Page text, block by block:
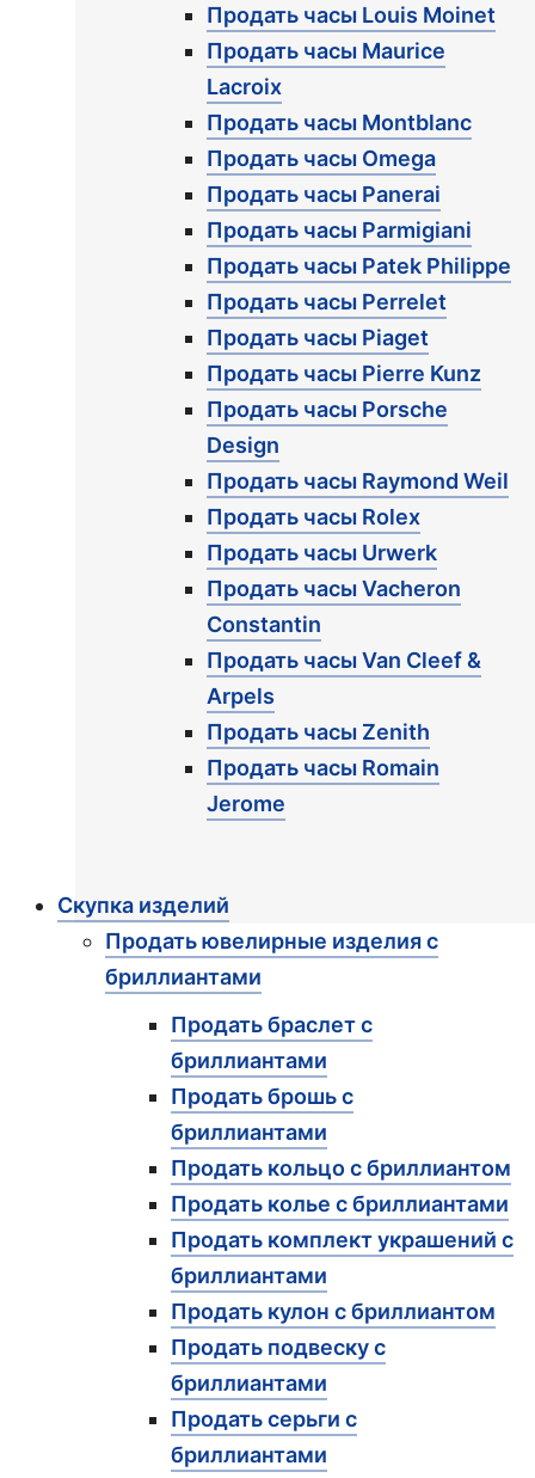
Продать часы Louis Moinet
Продать часы Maurice
Lacroix
Продать часы Montblanc
Продать часы Omega
Продать часы Panerai
Продать часы Parmigiani
Продать часы Patek Philippe
Продать часы Perrelet
Продать часы Piaget
Продать часы Pierre Kunz
Продать часы Porsche
Design
Продать часы Raymond Weil
Продать часы Rolex
Продать часы Urwerk
Продать часы Vacheron
Constantin
Продать часы Van Cleef &
Arpels
Продать часы Zenith
Продать часы Romain
Jerome
Скупка изделий
Продать ювелирные изделия с
бриллиантами
Продать браслет с
бриллиантами
Продать брошь с
бриллиантами
Продать кольцо с бриллиантом
Продать колье с бриллиантами
Продать комплект украшений с
бриллиантами
Продать кулон с бриллиантом
Продать подвеску с
бриллиантами
Продать серьги с
бриллиантами